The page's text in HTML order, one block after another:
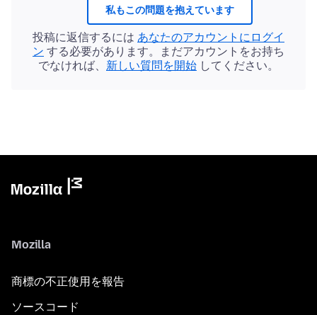
私もこの問題を抱えています
投稿に返信するには あなたのアカウントにログイ
ン する必要があります。まだアカウントをお持ち
でなければ、 新しい質問を開始 してください。
Mozilla
商標の不正使用を報告
ソースコード